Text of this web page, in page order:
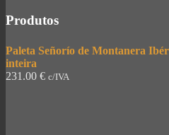
Produtos
Paleta Señorío de Montanera
inteira
231.00 € c/IVA